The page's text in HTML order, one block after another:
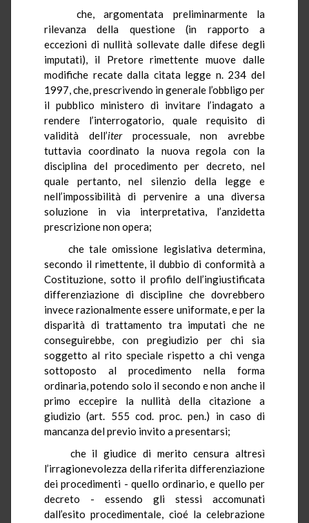
che, argomentata preliminarmente la
rilevanza della questione (in rapporto a
eccezioni di nullità sollevate dalle difese degli
imputati), il Pretore rimettente muove dalle
modifiche recate dalla citata legge n. 234 del
1997, che, prescrivendo in generale l’obbligo per
il pubblico ministero di invitare l’indagato a
rendere l’interrogatorio, quale requisito di
validità dell’iterprocessuale, non avrebbe
tuttavia coordinato la nuova regola con la
disciplina del procedimento per decreto, nel
quale pertanto, nel silenzio della legge e
nell’impossibilità di pervenire a una diversa
soluzione in via interpretativa, l’anzidetta
prescrizione non opera;
che tale omissione legislativa determina,
secondo il rimettente, il dubbio di conformità a
Costituzione, sotto il profilo dell’ingiustificata
differenziazione di discipline che dovrebbero
invece razionalmente essere uniformate, e per la
disparità di trattamento tra imputati che ne
conseguirebbe, con pregiudizio per chi sia
soggetto al rito speciale rispetto a chi venga
sottoposto al procedimento nella forma
ordinaria, potendo solo il secondo e non anche il
primo eccepire la nullità della citazione a
giudizio (art. 555 cod. proc. pen.) in caso di
mancanza del previo invito a presentarsi;
che il giudice di merito censura altresì
l’irragionevolezza della riferita differenziazione
dei procedimenti - quello ordinario, e quello per
decreto - essendo gli stessi accomunati
dall’esito procedimentale, cioé la celebrazione